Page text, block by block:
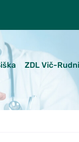
ZDL Vič-